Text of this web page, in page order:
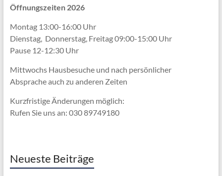
Öffnungszeiten 2026
Montag 13:00-16:00 Uhr
Dienstag, Donnerstag, Freitag 09:00-15:00 Uhr
Pause 12-12:30 Uhr
Mittwochs Hausbesuche und nach persönlicher
Abspracheauch zu anderen Zeiten
Kurzfristige Änderungen möglich:
Rufen Sie uns an: 030 89749180
Neueste Beiträge